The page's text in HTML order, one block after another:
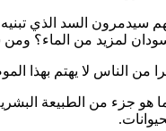
سيدمرون السد الذي
لمزيد من الماء؟ ومن
الناس لا يهتم بهذا
من الطبيعة